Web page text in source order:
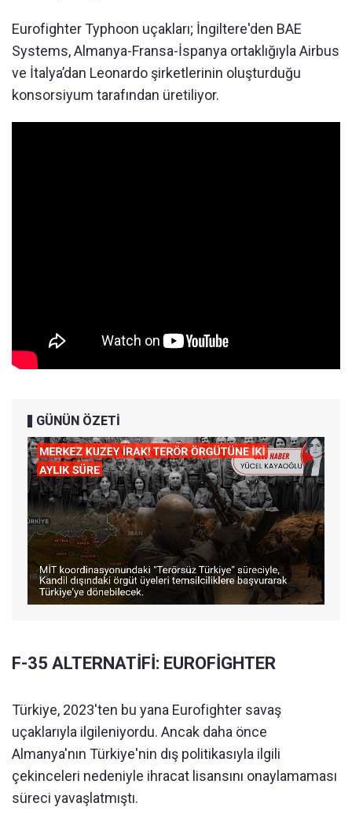
Eurofighter Typhoon uçakları; İngiltere'den BAE
Systems, Almanya-Fransa-İspanya ortaklığıyla Airbus
ve İtalya’dan Leonardo şirketlerinin oluşturduğu
konsorsiyum tarafından üretiliyor.
GÜNÜN ÖZETİ
F-35 ALTERNATİFİ: EUROFİGHTER
Türkiye, 2023'ten bu yana Eurofighter savaş
uçaklarıyla ilgileniyordu. Ancak daha önce
Almanya'nın Türkiye'nin dış politikasıyla ilgili
çekinceleri nedeniyle ihracat lisansını onaylamaması
süreci yavaşlatmıştı.